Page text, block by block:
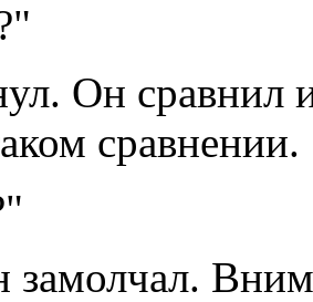
Он сравнил
сравнении.
замолчал.